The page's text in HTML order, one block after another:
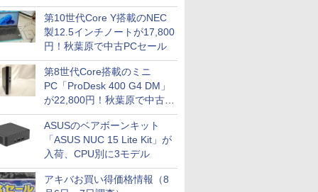
木製パネルや背面コネクタ対
応トレイなど
第10世代Core Y搭載のNEC
製12.5インチノートが17,800
円！秋葉原で中古PCセール
第8世代Core搭載のミニ
PC「ProDesk 400 G4 DM」
が22,800円！秋葉原で中古
PCセール
ASUSのベアボーンキット
「ASUS NUC 15 Lite Kit」が
入荷、CPU別に3モデル
アキバお買い得価格情報（8